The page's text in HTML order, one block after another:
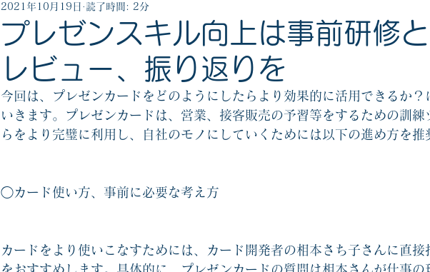
作画（セル画）アニメーション関連
物流関連 ビジネスゲーム関連 工場関連 コンプライアンス関連
プレゼンスキル向上は事前研修
レビュー、振り返りを
2021年10月19日 読了時間: 2分
今回は、プレゼンカードをどのようにしたらより効果的に活用できるか？
いきます。プレゼンカードは、営業、接客販売の予習等をするための訓練
らをより完璧に利用し、自社のモノにしていくためには以下の進め方を推
◯カード使い方、事前に必要な考え方
カードをより使いこなすためには、カード開発者の相本さち子さんに直接
をおすすめします。具体的に、プレゼンカードの質問は相本さんが仕事の